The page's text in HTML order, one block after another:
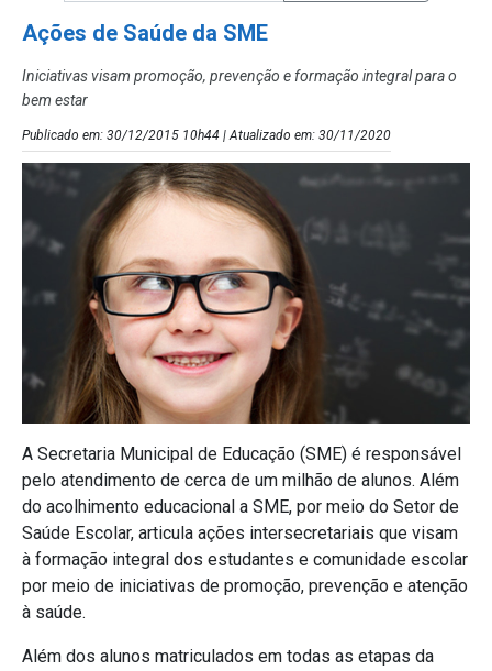
Ações de Saúde da SME
Iniciativas visam promoção, prevenção e formação integral para o
bem estar
Publicado em: 30/12/2015 10h44 | Atualizado em: 30/11/2020
A Secretaria Municipal de Educação (SME) é responsável
pelo atendimento de cerca de um milhão de alunos. Além
do acolhimento educacional a SME, por meio do Setor de
Saúde Escolar, articula ações intersecretariais que visam
à formação integral dos estudantes e comunidade escolar
por meio de iniciativas de promoção, prevenção e atenção
à saúde.
Além dos alunos matriculados em todas as etapas da